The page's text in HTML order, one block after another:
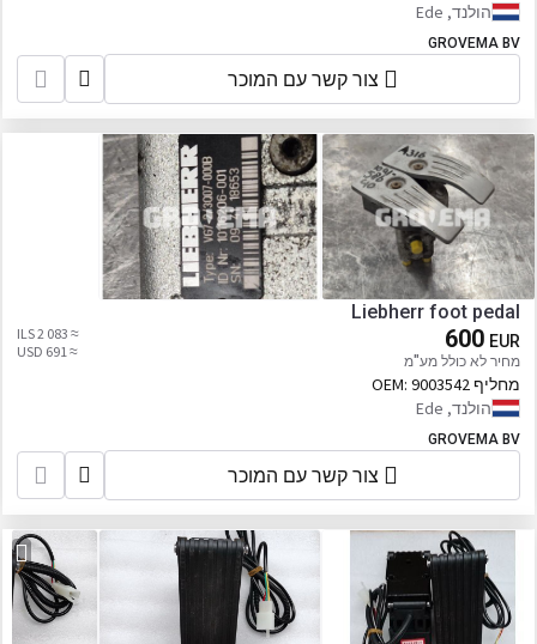
הולנד, Ede
GROVEMA BV
צור קשר עם המוכר
Liebherr foot pedal
600 EUR
מחיר לא כולל מע"מ
≈ 2 083 ILS
≈ 691 USD
מחליף OEM: 9003542
הולנד, Ede
GROVEMA BV
צור קשר עם המוכר